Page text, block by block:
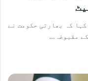
کہ بھارتی حکومت نے
مقبوضہ…